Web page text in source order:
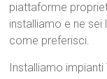
piattaforme
installiamo e ne sei
come preferisci.
Installiamo